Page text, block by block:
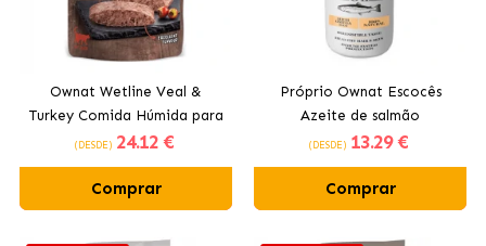
Ownat Wetline Veal &
Turkey Comida Húmida para
Gatos com Veal e Turkey
(DESDE) 24.12 €
Comprar
Próprio Ownat Escocês
Azeite de salmão
(DESDE) 13.29 €
Comprar